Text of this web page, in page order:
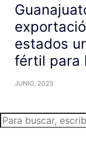
estados
fértil para
JUNIO, 2025